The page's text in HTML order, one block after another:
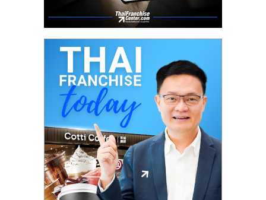
ปรึกษา
การ
ลงทุน
และ
ขยาย